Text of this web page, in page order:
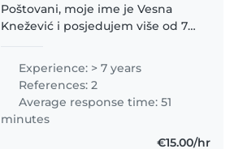
Poštovani, moje ime je Vesna
Knežević i posjedujem više od 7
6 mjeseci do djece u dobi od 7
godina. Kroz godine..
Experience: > 7 years
References: 2
Average response time: 51
minutes
€15.00/hr